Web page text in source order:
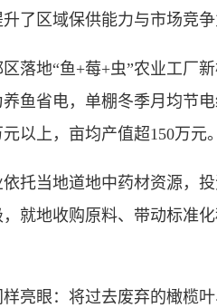
了区域保供能力与市场竞争
地“鱼+莓+虫”农业工厂新
鱼省电，单棚冬季月均节
以上，亩均产值超150万元。
当地道地中药材资源，投
就地收购原料、带动标准
眼：将过去废弃的橄榄叶